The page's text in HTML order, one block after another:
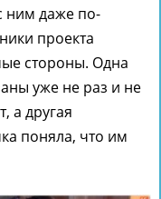
ним даже по-
проекта
стороны. Одна
уже не раз и не
а другая
поняла, что им